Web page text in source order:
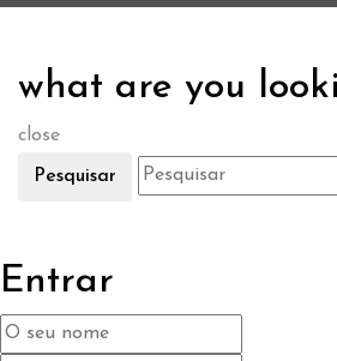
what are you
close
Pesquisar
Entrar